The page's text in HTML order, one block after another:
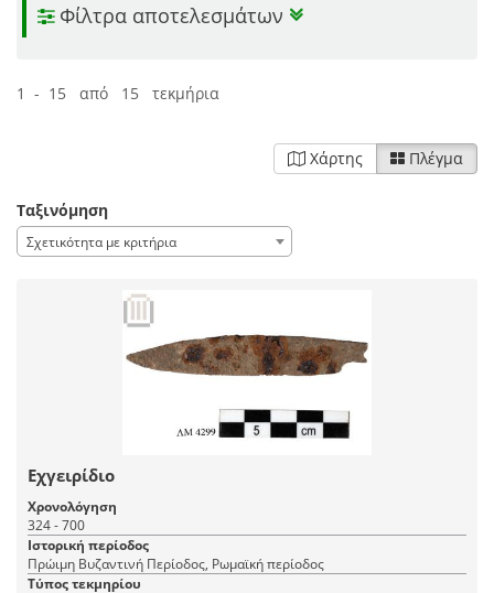
Φίλτρα αποτελεσμάτων
1 - 15 από 15 τεκμήρια
Χάρτης Πλέγμα
Ταξινόμηση
Σχετικότητα με κριτήρια
Εχγειρίδιο
Χρονολόγηση
324 - 700
Ιστορική περίοδος
Πρώιμη Βυζαντινή Περίοδος, Ρωμαϊκή περίοδος
Τύπος τεκμηρίου